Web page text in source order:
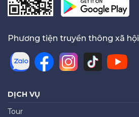
Phương tiện truyền thông xã hội
DỊCH VỤ
Tour